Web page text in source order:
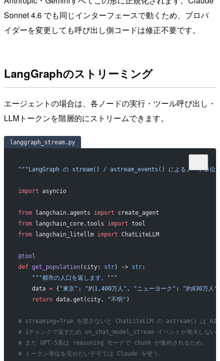
Sonnet 4.6 でも同じインターフェースで動くため、プロバ
イダーを変更しても呼び出し側コードは修正不要です。
LangGraphのストリーミング
エージェントの場合は、各ノードの実行・ツール呼び出し・
LLMトークンを階層的にストリームできます。
langgraph_stream.py
"""LangGraph の stream() / astream_events() によるノード単位 /
import asyncio
from langchain.agents import create_agent
from langchain_core.tools import tool
from langchain_litellm import ChatLiteLLM
@tool
def get_population(city: str) -> str:
    """都市の人口を返します。"""
    data
= { "東京" : "約1,400万人" , "ニューヨーク" : "約830万人"
    return
data.get(city, "不明" )
# streaming=True を渡さないと ChatLiteLLM の astream() は
# 1チャンクで返すため on_chat_model_stream イベントが発火しない
# また GPT-5系は reasoning モードで chunk が集約されるため、
# トークン単位を見せたいデモでは Claude を使う。